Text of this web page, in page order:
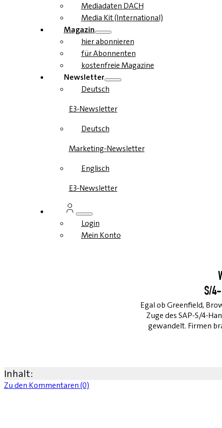
Mediadaten DACH
Media Kit (International)
Magazin
hier abonnieren
für Abonnenten
kostenfreie Magazine
Newsletter
Deutsch
E3-Newsletter
Deutsch
Marketing-Newsletter
Englisch
E3-Newsletter
Login
Mein Konto
S/
Egal ob Greenfield,
Zuge des SAP-S/4-
gewandelt. Firmen
Inhalt:
Zu den Kommentaren (0)